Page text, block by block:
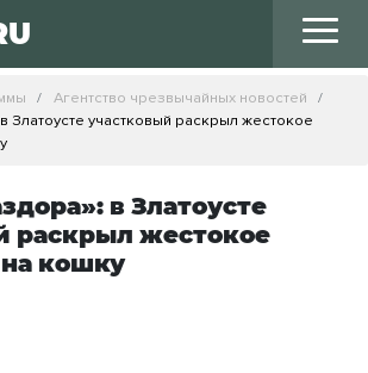
Агентство чрезвычайных новостей
Златоусте участковый раскрыл жестокое
в Златоусте
раскрыл жестокое
кошку